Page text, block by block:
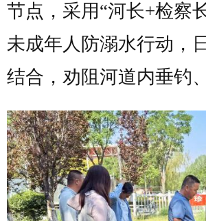
节点，采用“河长+检察
未成年人防溺水行动，
结合，劝阻河道内垂钓